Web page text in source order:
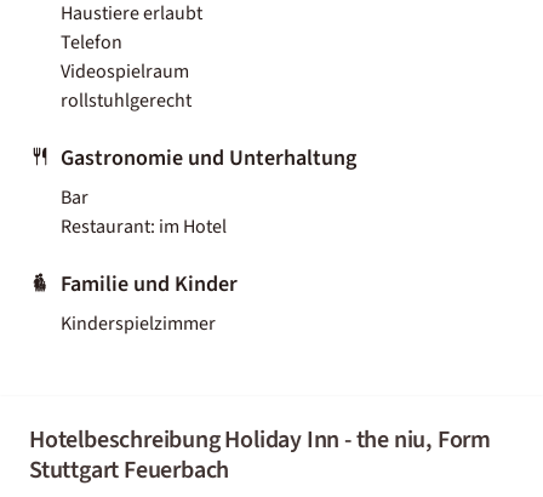
Haustiere erlaubt
Telefon
Videospielraum
rollstuhlgerecht
Gastronomie und Unterhaltung
Bar
Restaurant: im Hotel
Familie und Kinder
Kinderspielzimmer
Hotelbeschreibung Holiday Inn - the niu, Form
Stuttgart Feuerbach